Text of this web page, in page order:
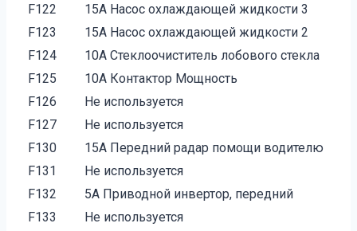
F122
15A Насос охлаждающей жидкости 3
F123
15A Насос охлаждающей жидкости 2
F124
10A Стеклоочиститель лобового стекла
F125
10A Контактор Мощность
F126
Не используется
F127
Не используется
F130
15A Передний радар помощи водителю
F131
Не используется
F132
5A Приводной инвертор, передний
F133
Не используется